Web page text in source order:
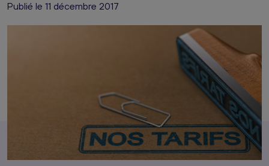
Publié le 11 décembre 2017